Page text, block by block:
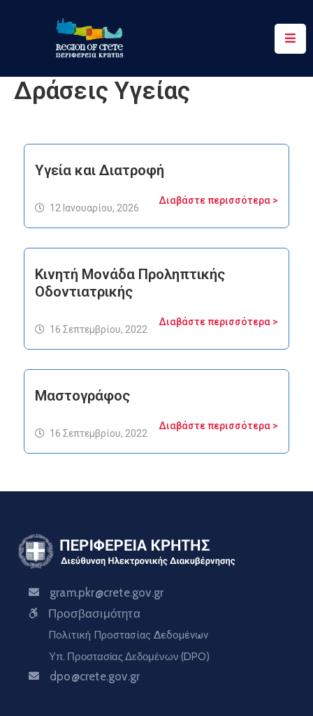
Περιφέρεια
Ενημέρωση
Υπηρεσίες
Δράσεις Υγείας
Υγεία και Διατροφή
Διαβάστε περισσότερα >
12 Ιανουαρίου, 2026
Κινητή Μονάδα Προληπτικής
Οδοντιατρικής
Διαβάστε περισσότερα >
16 Σεπτεμβρίου, 2022
Μαστογράφος
Διαβάστε περισσότερα >
16 Σεπτεμβρίου, 2022
gram.pkr@crete.gov.gr
Προσβασιμότητα
Πολιτική Προστασίας Δεδομένων
Υπ. Προστασίας Δεδομένων (DPO)
dpo@crete.gov.gr